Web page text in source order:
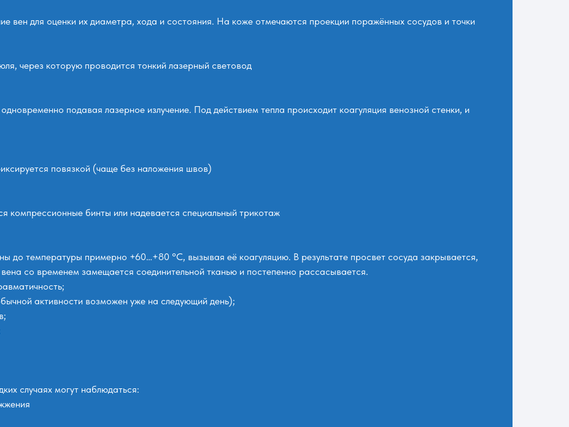
вен для оценки их диаметра, хода и состояния. На коже отмечаются проекции поражённых сосудов и точки
через которую проводится тонкий лазерный световод
подавая лазерное излучение. Под действием тепла происходит коагуляция венозной стенки, и
повязкой (чаще без наложения швов)
компрессионные бинты или надевается специальный трикотаж
до температуры примерно +60…+80 °C, вызывая её коагуляцию. В результате просвет сосуда закрывается,
со временем замещается соединительной тканью и постепенно рассасывается.
активности возможен уже на следующий день);
случаях могут наблюдаться: